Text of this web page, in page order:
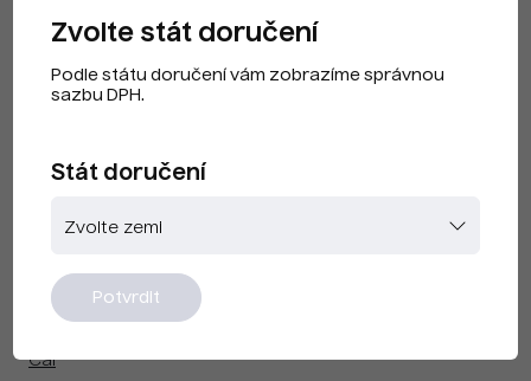
Cai F240204 Mint
Cai
Zvolte stát doručení
Podle státu doručení vám zobrazíme správnou
sazbu DPH.
Stát doručení
Potvrdit